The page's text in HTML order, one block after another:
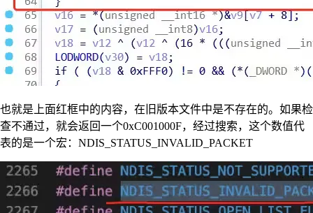
也就是上面红框中的内容，在旧版本文件中是不存在的。如果检
查不通过，就会返回一个0xC001000F，经过搜索，这个数值代
表的是一个宏：NDIS_STATUS_INVALID_PACKET